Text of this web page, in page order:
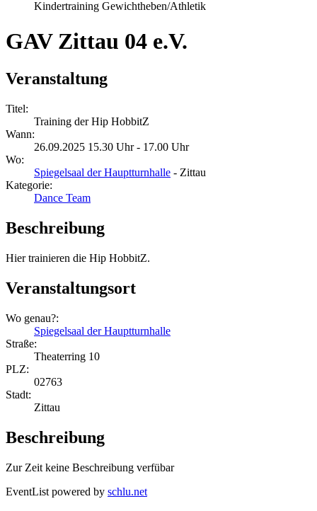
Kindertraining Gewichtheben/Athletik
GAV Zittau 04 e.V.
Veranstaltung
Titel:
Training der Hip HobbitZ
Wann:
26.09.2025 15.30 Uhr - 17.00 Uhr
Wo:
Spiegelsaal der Hauptturnhalle - Zittau
Kategorie:
Dance Team
Beschreibung
Hier trainieren die Hip HobbitZ.
Veranstaltungsort
Wo genau?:
Spiegelsaal der Hauptturnhalle
Straße:
Theaterring 10
PLZ:
02763
Stadt:
Zittau
Beschreibung
Zur Zeit keine Beschreibung verfübar
EventList powered by schlu.net